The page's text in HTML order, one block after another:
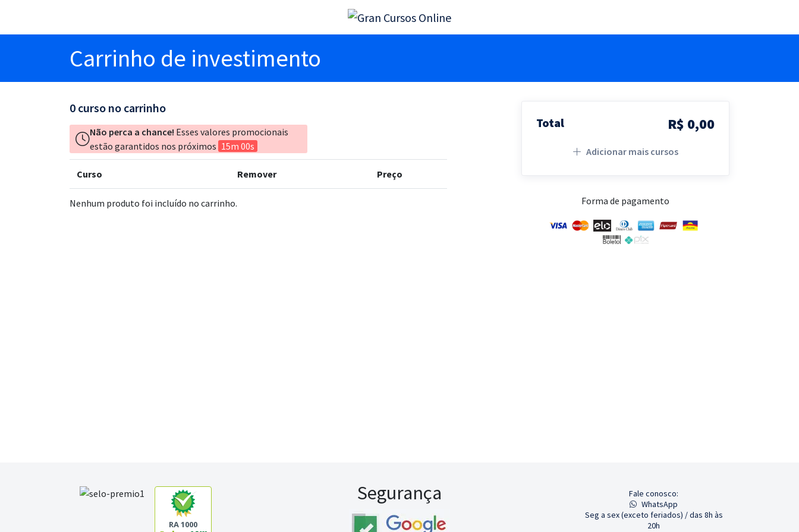
Carrinho de investimento
0 curso no carrinho
Não perca a chance! Esses valores promocionais
estão garantidos nos próximos 15m 00s
Curso Remover Preço
Nenhum produto foi incluído no carrinho.
Total R$ 0,00
Adicionar mais cursos
Forma de pagamento
RA 1000
Segurança
Fale conosco:
WhatsApp
Seg a sex (exceto feriados) / das 8h às
20h